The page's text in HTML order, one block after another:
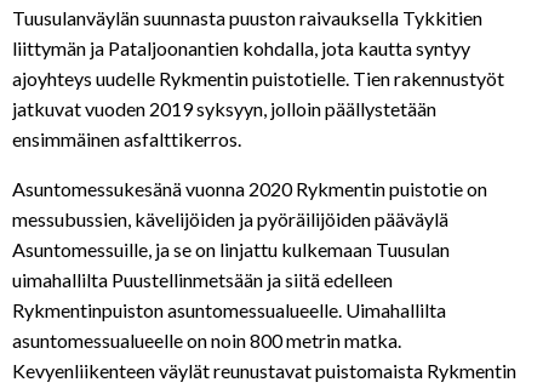
Tuusulanväylän suunnasta puuston raivauksella Tykkitien
liittymän ja Pataljoonantien kohdalla, jota kautta syntyy
ajoyhteys uudelle Rykmentin puistotielle. Tien rakennustyöt
jatkuvat vuoden 2019 syksyyn, jolloin päällystetään
ensimmäinen asfalttikerros.
Asuntomessukesänä vuonna 2020 Rykmentin puistotie on
messubussien, kävelijöiden ja pyöräilijöiden pääväylä
Asuntomessuille, ja se on linjattu kulkemaan Tuusulan
uimahallilta Puustellinmetsään ja siitä edelleen
Rykmentinpuiston asuntomessualueelle. Uimahallilta
asuntomessualueelle on noin 800 metrin matka.
Kevyenliikenteen väylät reunustavat puistomaista Rykmentin